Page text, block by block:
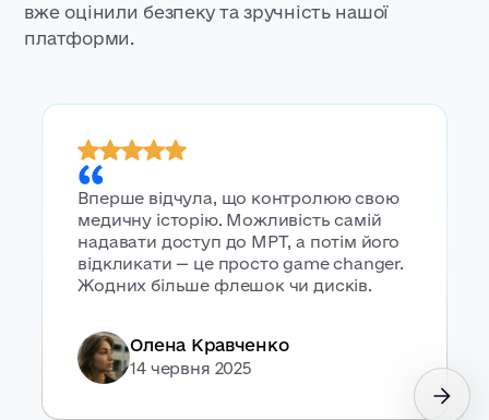
вже оцінили безпеку та зручність нашої
платформи.
Вперше відчула, що контролюю свою
медичну історію. Можливість самій
надавати доступ до МРТ, а потім його
відкликати — це просто game changer.
Жодних більше флешок чи дисків.
Олена Кравченко
14 червня 2025